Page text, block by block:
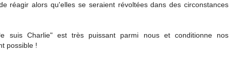
réagir alors qu'elles se seraient révoltées dans des circonstances
suis Charlie" est très puissant parmi nous et conditionne nos
possible !